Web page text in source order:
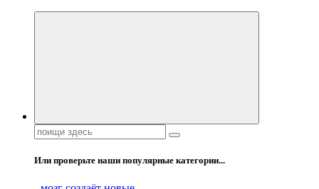
Поиск:
Или проверьте наши популярные категории...